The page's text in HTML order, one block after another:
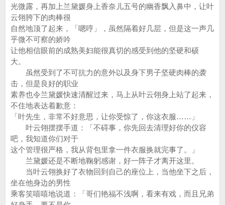
光微露，再加上兰黛媛身上香奈儿五号的幽香飘入鼻中，让叶
云翎胯下的肉棒很
自然地顶了起来，「嗯哼」，虽然隔着好几层，但是这一声几
乎微不可察的娇吟
让他相信眼前的成熟美妇能很真切的感受到他的坚硬和硕
大。
虽然受到了不可抗力的意外以及身下男子坚硬肉棒的袭
击，但是良好的职业
素养也令兰黛媛快速清醒过来，马上从叶云翎身上站了起来，
不住地表达着歉意：
「叶先生，非常不好意思，让你受惊了，你这衣服……」
叶云翎摆摆手道：「不碍事，你先回去清理好你的仪容
吧，我知道你们对于
这个管理很严格，我从背包里拿一件衣服换就完事了。」
兰黛媛还是不断地鞠躬感谢，好一阵子才离开这里。
当叶云翎换好了衣物回到自己的座位上，当他坐下之后，
坐在他身边的男性
乘客笑嘻嘻地说道：「哥们艳福不浅啊，看来有戏，而且兄弟